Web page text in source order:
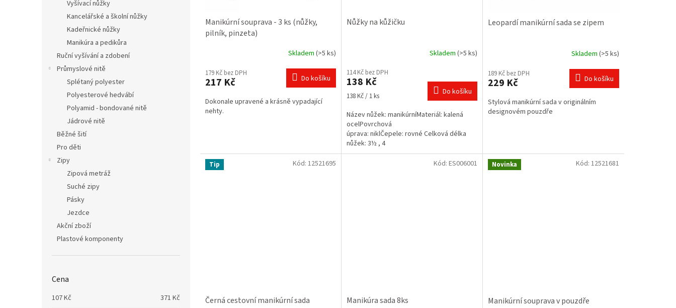
Vyšívací nůžky
Kancelářské a školní nůžky
Kadeřnické nůžky
Manikúra a pedikůra
Ruční vyšívání a zdobení
Průmyslové nitě
Splétaný polyester
Polyesterové hedvábí
Polyamid - bondované nitě
Jádrové nitě
Běžné šití
Pro děti
Zipy
Zipová metráž
Suché zipy
Pásky
Jezdce
Akční zboží
Plastové komponenty
Cena
107Kč 371 Kč
Manikúrní souprava - 3 ks (nůžky,
pilník, pinzeta)
produktu
je
z
5
Skladem (>5 ks)
179 Kč bez DPH
217 Kč Do košíku
Dokonale upravené a krásně vypadající
nehty.
Nůžky na kůžičku
Skladem (>5 ks)
114 Kč bez DPH
138 Kč
Měrná
138 Kč / 1 ks Do košíku
Název nůžek: manikúrníMateriál: kalená
ocelPovrchová
úprava: niklČepele: rovné Celková délka
nůžek: 3½ , 4
Leopardí manikúrní sada se zipem
Skladem (>5 ks)
189 Kč bez DPH
229 Kč Do košíku
Stylová manikúrní sada v originálním
designovém pouzdře
Tip
Černá cestovní manikúrní sada
Kód: 12521695
Manikúra sada 8ks
Kód: ES006001 Novinka
Manikúrní souprava v pouzdře
Kód: 12521681